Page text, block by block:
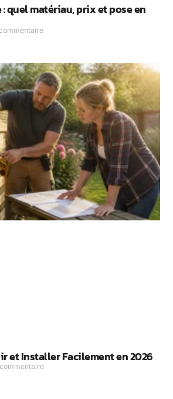
: quel matériau, prix et pose en
et Installer Facilement en 2026